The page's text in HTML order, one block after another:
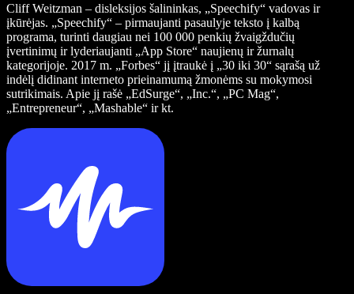
Cliff Weitzman – disleksijos šalininkas, „Speechify“ vadovas ir
įkūrėjas. „Speechify“ – pirmaujanti pasaulyje teksto į kalbą
programa, turinti daugiau nei 100 000 penkių žvaigždučių
įvertinimų ir lyderiaujanti „App Store“ naujienų ir žurnalų
kategorijoje. 2017 m. „Forbes“ jį įtraukė į „30 iki 30“ sąrašą už
indėlį didinant interneto prieinamumą žmonėms su mokymosi
sutrikimais. Apie jį rašė „EdSurge“, „Inc.“, „PC Mag“,
„Entrepreneur“, „Mashable“ ir kt.